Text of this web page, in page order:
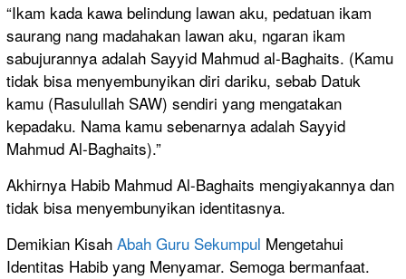
“Ikam kada kawa belindung lawan aku, pedatuan ikam
saurang nang madahakan lawan aku, ngaran ikam
sabujurannya adalah Sayyid Mahmud al-Baghaits. (Kamu
tidak bisa menyembunyikan diri dariku, sebab Datuk
kamu (Rasulullah SAW) sendiri yang mengatakan
kepadaku. Nama kamu sebenarnya adalah Sayyid
Mahmud Al-Baghaits).”
Akhirnya Habib Mahmud Al-Baghaits mengiyakannya dan
tidak bisa menyembunyikan identitasnya.
Demikian Kisah Abah Guru Sekumpul Mengetahui
Identitas Habib yang Menyamar. Semoga bermanfaat.